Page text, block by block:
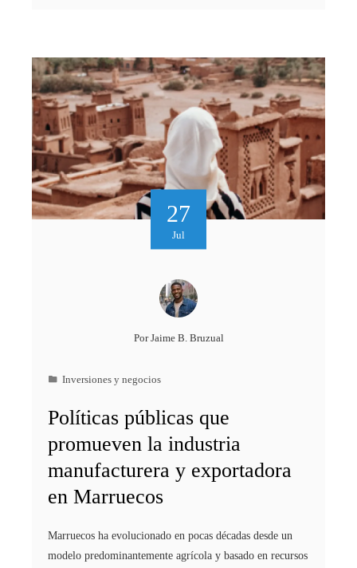
27
Jul
PorJaime B. Bruzual
Inversiones y negocios
Políticas públicas que
promueven la industria
manufacturera y exportadora
en Marruecos
Marruecos ha evolucionado en pocas décadas desde un
modelo predominantemente agrícola y basado en recursos